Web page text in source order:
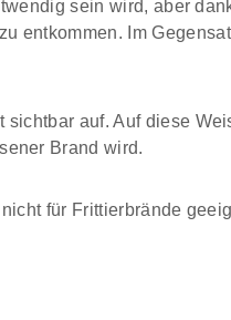
sein wird, aber
entkommen. Im
auf. Auf diese
Brand wird.
für Frittierbrände